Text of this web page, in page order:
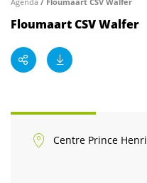
Agenda
Floumaart CSV Walfer
Centre Prince Henri